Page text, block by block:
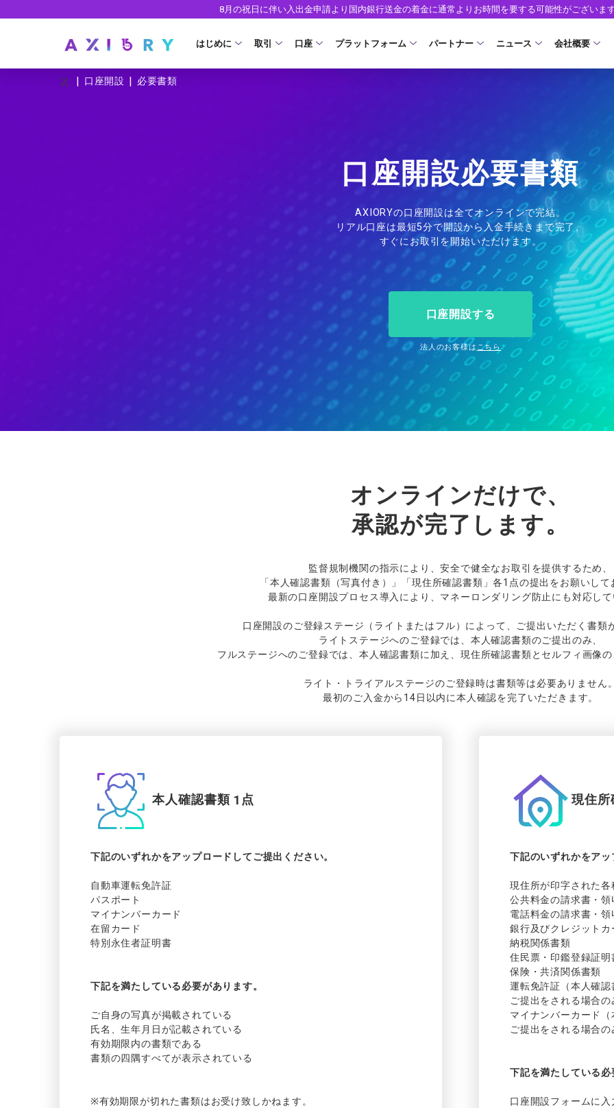
8月の祝日に伴い入出金申請より国内銀行送金の着金に通常よりお時間を要する可能性がございま
はじめに 取引
株価指数CFD
ソフトコモディティCFD
スワップとロールオーバー
入出金方法
レバレッジ NEW
取引時間
取引計算シミュレーター
注文執行ポリシー
経済指標・予測カレンダー
休眠口座と凍結口座
口座
ウォレット口座 NEW
開設方法
プラットフォーム
AXIORYポータル
EA(エキスパートアドバイザー)
カスタムインジケーター
日本時間表示インジケータ
ストライク インジケータ
MQLシグナル NEW
通貨インデックス
パートナー ニュース
コーポレートニュース
キャンペーン
トレードガイド NEW
会社概要
お問合せ
よくあるご質
| 口座開設 | 必要書類
口座開設必要書類
AXIORYの口座開設は全てオンラインで完結。
リアル口座は最短5分で開設から入金手続きまで完了、
すぐにお取引を開始いただけます。
口座開設する
法人のお客様は こちら
オンラインだけで、
承認が完了し ます。
監督規制機関の指示により、安全で健全なお取引を提供するため、
「本人確認書類（写真付き）」「現住所確認書類」各1 点の提出をお願いして
最新の口座開設プロセス導入により、 マネーロンダリング防止にも対応して
口座開設のご登録ステージ （ライトまたはフル）によって、ご提出いただく書類
ライトステージへのご登録では、 本人確認書類のご提出のみ、
フルステージへのご登録では、 本人確認書類に加え、 現住所確認書類と セルフィ 画像の
ライト ・ トライアルステージのご登録時は書類等は必要ありません。
最初のご入金から 14日以内に本人確認を完了いただきます。
本人確認書類 1 点
下記のいずれかをアップロードしてご提出ください。
自動車運転免許証
パスポート
マイナンバーカード
在留カード
特別永住者証明書
下記を満たしている必要があります。
ご自身の写真が掲載されている
氏名、生年月日が記載さ れている
有効期限内の書類である
書類の四隅すべてが表示さ れている
※有効期限が切れた書類はお受け致しかねます。
現住所
下記のいずれかをアッ
現住所が印字さ れた各
公共料金の請求書 ・領
電話料金の請求書 ・領
銀行及びクレジットカ
納税関係書類
住民票 ・ 印鑑登録証明
保険 ・共済関係書類
運転免許証 （本人確
ご提出をされる場合の
マイナンバーカード
ご提出をされる場合の
下記を満たしている必
口座開設フォームに 入